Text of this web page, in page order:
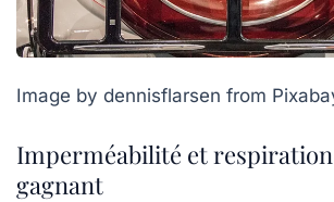
Image by dennisflarsen from
Imperméabilité et respiration
gagnant